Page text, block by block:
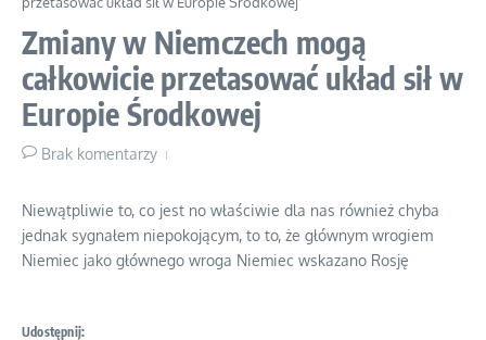
Zmiany w Niemczech mogą
całkowicie przetasować układ sił w
Europie Środkowej
Brak komentarzy
Niewątpliwie to, co jest no właściwie dla nas również chyba
jednak sygnałem niepokojącym, to to, że głównym wrogiem
Niemiec jako głównego wroga Niemiec wskazano Rosję
Udostępnij: